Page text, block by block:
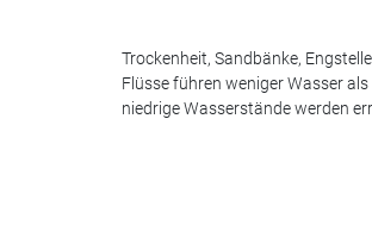
Trockenheit, Sandbänke,
Flüsse führen weniger Wasser
niedrige Wasserstände werden